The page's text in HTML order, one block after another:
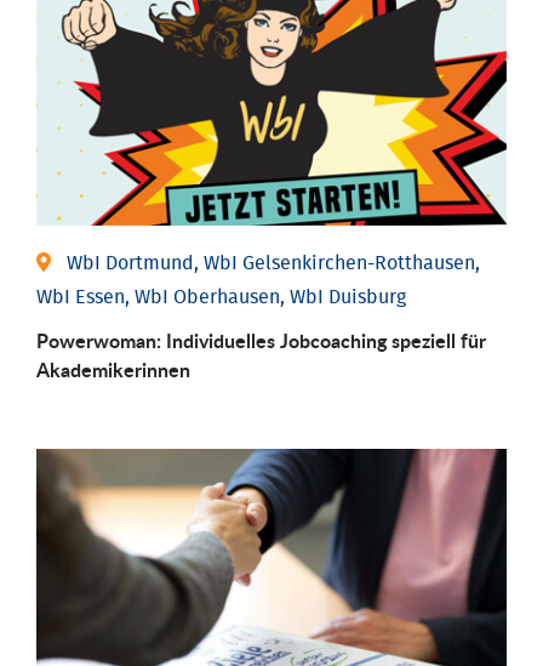
WbI Dortmund, WbI Gelsenkirchen-Rotthausen,
WbI Essen, WbI Oberhausen, WbI Duisburg
Powerwoman: Individu­elles Job­coaching speziell für
Aka­demiker­innen